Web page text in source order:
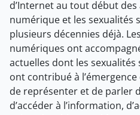
d’Internet au tout début
numérique et les sexualités
plusieurs décennies déjà.
numériques ont
actuelles dont les sexualités
ont contribué à
de représenter et de parler
d’accéder à l’information,